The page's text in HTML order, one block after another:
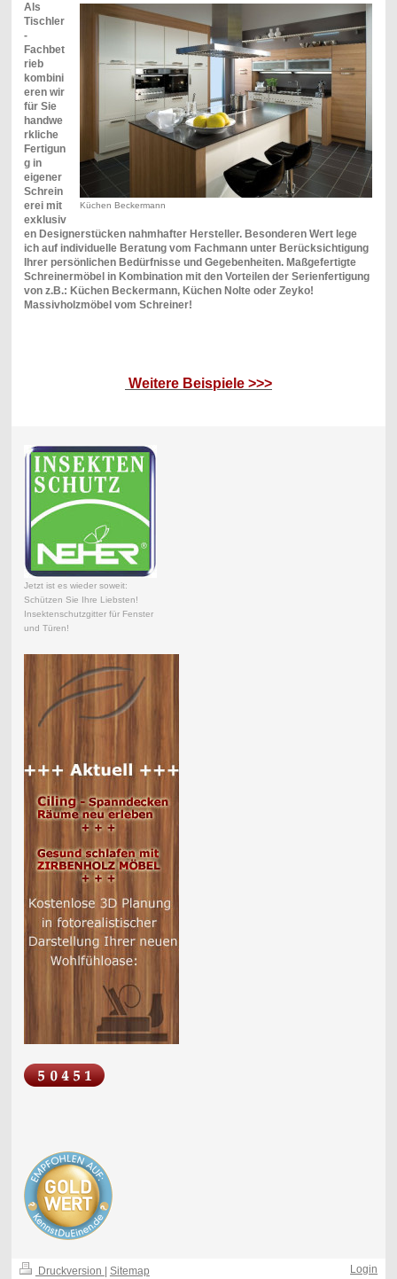
Küchen Beckermann
Als
Tischler
-
Fachbet
rieb
kombini
eren wir
für Sie
handwe
rkliche
Fertigun
g in
eigener
Schrein
erei mit
exklusiv
en Designerstücken nahmhafter Hersteller. Besonderen Wert lege
ich auf individuelle Beratung vom Fachmann unter Berücksichtigung
Ihrer persönlichen Bedürfnisse und Gegebenheiten. Maßgefertigte
Schreinermöbel in Kombination mit den Vorteilen der Serienfertigung
von z.B.: Küchen Beckermann, Küchen Nolte oder Zeyko!
Massivholzmöbel vom Schreiner!
Weitere Beispiele >>>
Jetzt ist es wieder soweit:
Schützen Sie Ihre Liebsten!
Insektenschutzgitter für Fenster
und Türen!
Druckversion Sitemap
Login